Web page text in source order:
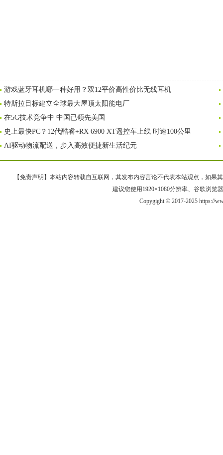
游戏蓝牙耳机哪一种好用？双12平价高性价比无线耳机
特斯拉目标建立全球最大屋顶太阳能电厂
在5G技术竞争中 中国已领先美国
史上最快PC？12代酷睿+RX 6900 XT遥控车上线 时速100公里
AI驱动物流配送，步入高效便捷新生活纪元
【免责声明】本站内容转载自互联网，其发布内容言论不代表本站观点，如果
建议您使用1920×1080分辨率、谷歌浏览
Copygight © 2017-2025 https://